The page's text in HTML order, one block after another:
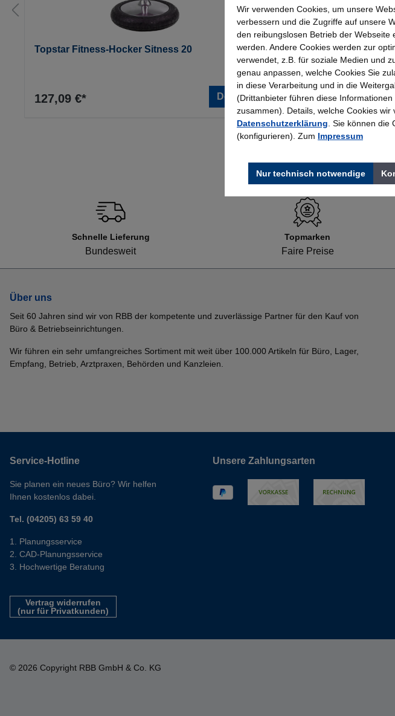
Topstar Fitness-Hocker Sitness 20
127,09 €* Details
Topstar Fitness-
127,09 €*
Schnelle Lieferung
Bundesweit
Topmarken
Faire Preise
Über uns
Seit 60 Jahren sind wir von RBB der kompetente und zuverlässige Partner für den Kauf von
Büro & Betriebseinrichtungen.
Wir führen ein sehr umfangreiches Sortiment mit weit über 100.000 Artikeln für Büro, Lager,
Empfang, Betrieb, Arztpraxen, Behörden und Kanzleien.
Service-Hotline
Sie planen ein neues Büro? Wir helfen
Ihnen kostenlos dabei.
Tel. (04205) 63 59 40
Planungsservice
CAD-Planungsservice
Hochwertige Beratung
Vertrag widerrufen
(nur für Privatkunden)
Unsere Zahlungsarten
© 2026 Copyright RBB GmbH & Co. KG
Wir verwenden Cookies, um unsere
verbessern und die Zugriffe auf unsere
den reibungslosen Betrieb der
werden. Andere Cookies werden zur
verwendet, z.B. für soziale Medien und
genau anpassen, welche Cookies Sie
in diese Verarbeitung und in die
(Drittanbieter führen diese
zusammen). Details, welche Cookies
Datenschutzerklärung . Sie können
(konfigurieren). Zum Impressum
Nur technisch notwendige